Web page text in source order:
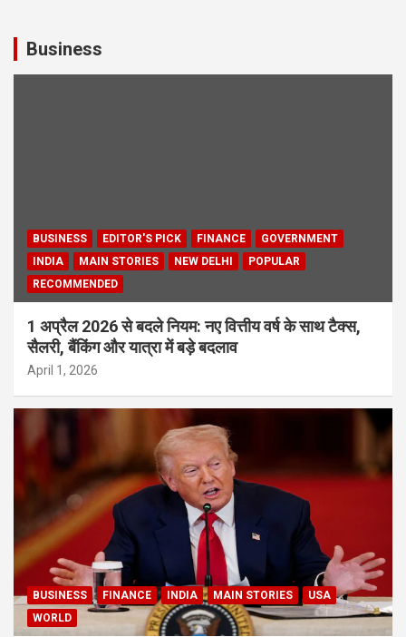
Business
BUSINESS EDITOR'S PICK FINANCE
GOVERNMENT
INDIA
MAIN STORIES NEW DELHI
POPULAR
RECOMMENDED
1 अप्रैल 2026 से बदले नियम: नए वित्तीय वर्ष के साथ टैक्स,
सैलरी, बैंकिंग और यात्रा में बड़े बदलाव
April 1, 2026
BUSINESS FINANCE INDIA MAIN STORIES
USA
WORLD